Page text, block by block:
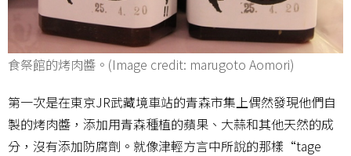
食祭館的烤肉醬。(Image credit: marugoto Aomori)
第一次是在東京JR武藏境車站的青森市集上偶然發現他們自
製的烤肉醬，添加用青森種植的蘋果、大蒜和其他天然的成
分，沒有添加防腐劑。就像津輕方言中所說的那樣“tage